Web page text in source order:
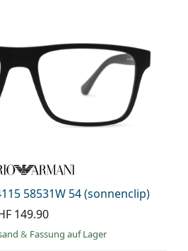
58531W 54 (sonnenclip)
149.90
& Fassung auf Lager